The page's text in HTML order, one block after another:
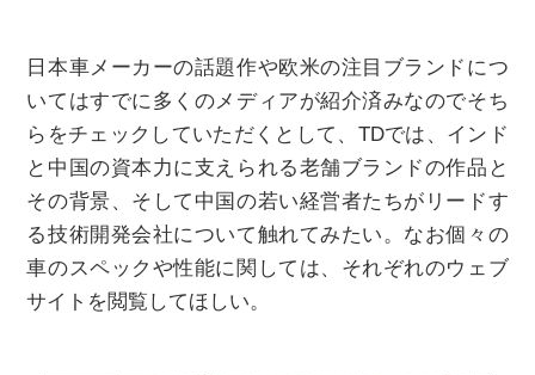
日本車メーカーの話題作や欧米の注目ブランドにつ
いてはすでに多くのメディアが紹介済みなのでそち
らをチェックしていただくとして、TDでは、インド
と中国の資本力に支えられる老舗ブランドの作品と
その背景、そして中国の若い経営者たちがリードす
る技術開発会社について触れてみたい。なお個々の
車のスペックや性能に関しては、それぞれのウェブ
サイトを閲覧してほしい。